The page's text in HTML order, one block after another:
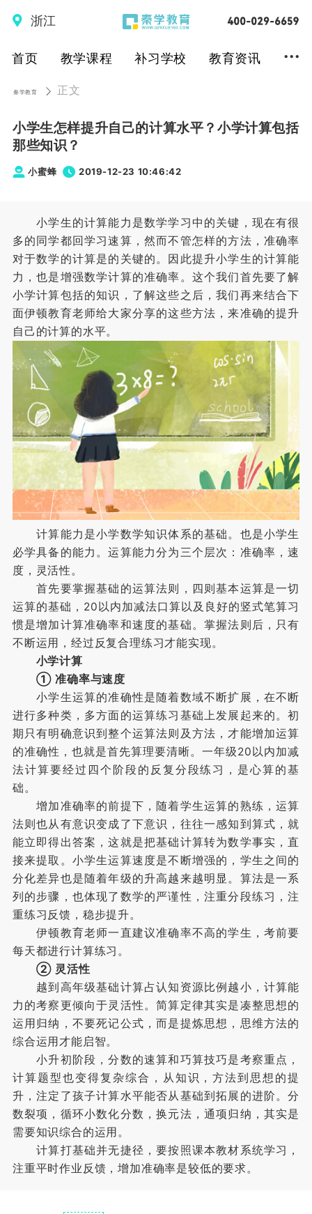
浙江
首页 教学课程 补习学校 教育资讯 ...
秦学教育 正文
小学生怎样提升自己的计算水平？小学计算包括
那些知识？
小蜜蜂 2019-12-23 10:46:42
小学生的计算能力是数学学习中的关键，现在有很
多的同学都回学习速算，然而不管怎样的方法，准确率
对于数学的计算是的关键的。因此提升小学生的计算能
力，也是增强数学计算的准确率。这个我们首先要了解
小学计算包括的知识，了解这些之后，我们再来结合下
面伊顿教育老师给大家分享的这些方法，来准确的提升
自己的计算的水平。
计算能力是小学数学知识体系的基础。也是小学生
必学具备的能力。运算能力分为三个层次：准确率，速
度，灵活性。
首先要掌握基础的运算法则，四则基本运算是一切
运算的基础，20以内加减法口算以及良好的竖式笔算习
惯是增加计算准确率和速度的基础。掌握法则后，只有
不断运用，经过反复合理练习才能实现。
小学计算
① 准确率与速度
小学生运算的准确性是随着数域不断扩展，在不断
进行多种类，多方面的运算练习基础上发展起来的。初
期只有明确意识到整个运算法则及方法，才能增加运算
的准确性，也就是首先算理要清晰。一年级20以内加减
法计算要经过四个阶段的反复分段练习，是心算的基
础。
增加准确率的前提下，随着学生运算的熟练，运算
法则也从有意识变成了下意识，往往一感知到算式，就
能立即得出答案，这就是把基础计算转为数学事实，直
接来提取。小学生运算速度是不断增强的，学生之间的
分化差异也是随着年级的升高越来越明显。算法是一系
列的步骤，也体现了数学的严谨性，注重分段练习，注
重练习反馈，稳步提升。
伊顿教育老师一直建议准确率不高的学生，考前要
每天都进行计算练习。
② 灵活性
越到高年级基础计算占认知资源比例越小，计算能
力的考察更倾向于灵活性。简算定律其实是凑整思想的
运用归纳，不要死记公式，而是提炼思想，思维方法的
综合运用才能启智。
小升初阶段，分数的速算和巧算技巧是考察重点，
计算题型也变得复杂综合，从知识，方法到思想的提
升，注定了孩子计算水平能否从基础到拓展的进阶。分
数裂项，循环小数化分数，换元法，通项归纳，其实是
需要知识综合的运用。
计算打基础并无捷径，要按照课本教材系统学习，
注重平时作业反馈，增加准确率是较低的要求。